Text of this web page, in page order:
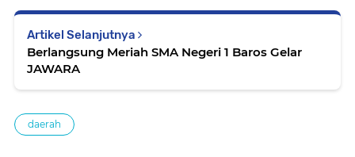
Artikel Selanjutnya
Berlangsung Meriah SMA Negeri 1 Baros Gelar
JAWARA
daerah